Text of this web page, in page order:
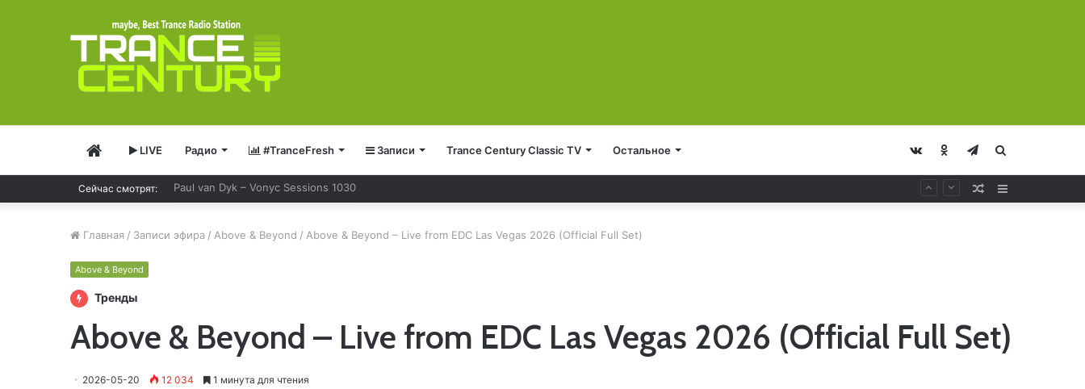
ГлавнаяLIVE Радио #TranceFresh Записи Trance Century Classic TV Остальное Telegram
Odnoklassniki
vk.com
Сейчас смотрят: Ferry Corsten – Resonation Radio 296 Случайная
Главная / Записи эфира / Above & Beyond / Above & Beyond – Live from EDC Las Vegas 2026 (Official Full Set)
Above & Beyond
Тренды
Above & Beyond – Live from EDC Las Vegas 2026 (Official Full Set)
2026-05-20 12 034 1 минута для чтения